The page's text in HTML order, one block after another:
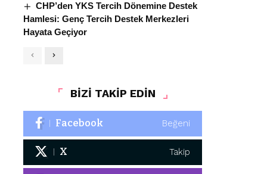
CHP’den YKS Tercih Dönemine Destek
Hamlesi: Genç Tercih Destek Merkezleri
Hayata Geçiyor
BİZİ TAKİP EDİN
Facebook Beğeni
X Takip